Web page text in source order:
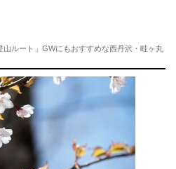
山ルート」GWにもおすすめな西丹沢・畦ヶ丸